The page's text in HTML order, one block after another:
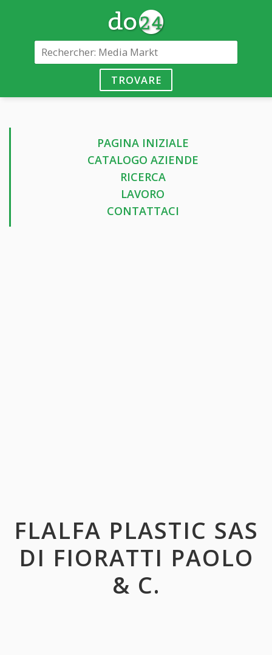
TROVARE
PAGINA INIZIALE
CATALOGO AZIENDE
RICERCA
LAVORO
CONTATTACI
FLALFA PLASTIC SAS
DI FIORATTI PAOLO
& C.